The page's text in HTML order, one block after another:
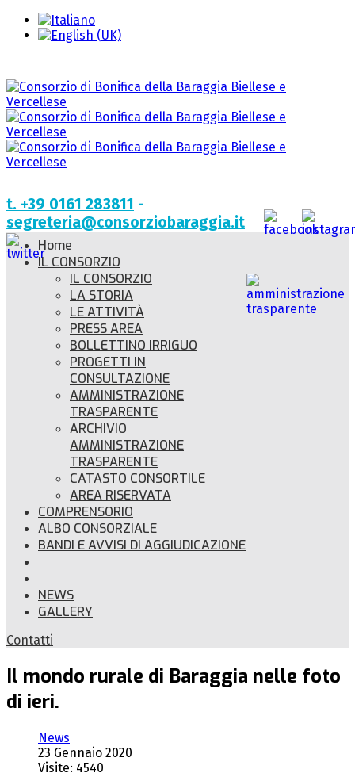
t. +39 0161 283811 -
segreteria@consorziobaraggia.it
Home
IL CONSORZIO
IL CONSORZIO
LA STORIA
LE ATTIVITÀ
PRESS AREA
BOLLETTINO IRRIGUO
PROGETTI IN
CONSULTAZIONE
AMMINISTRAZIONE
TRASPARENTE
ARCHIVIO
AMMINISTRAZIONE
TRASPARENTE
CATASTO CONSORTILE
AREA RISERVATA
COMPRENSORIO
ALBO CONSORZIALE
BANDI E AVVISI DI AGGIUDICAZIONE
NEWS
GALLERY
Contatti
Il mondo rurale di Baraggia nelle foto
di ieri.
News
23 Gennaio 2020
Visite: 4540